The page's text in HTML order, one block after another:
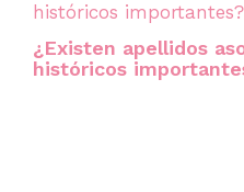
¿Existen apellidos
históricos